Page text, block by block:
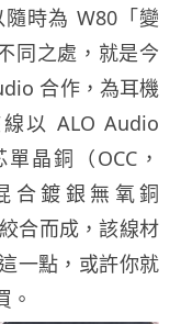
時為 W80「變
同之處，就是今
合作，為耳機
以 ALO Audio
晶銅（OCC，
合鍍銀無氧銅
合而成，該線材
一點，或許你就
。